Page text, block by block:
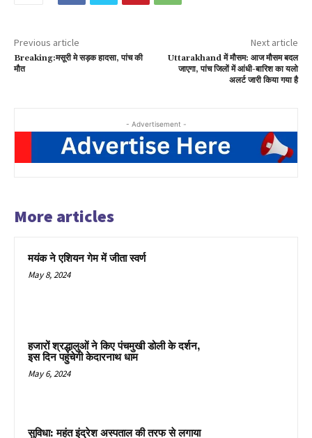
Previous article
Breaking:मसूरी मे सड़क हादसा, पांच की
मौत
Next article
Uttarakhand में मौसम: आज मौसम बदल
जाएगा, पांच जिलों में आंधी-बारिश का यलो
अलर्ट जारी किया गया है
- Advertisement -
More articles
मयंक ने एशियन गेम में जीता स्वर्ण
May 8, 2024
हजारों श्रद्धालुओं ने किए पंचमुखी डोली के दर्शन,
इस दिन पहुंचेगी केदारनाथ धाम
May 6, 2024
सुविधा: महंत इंद्रेश अस्पताल की तरफ से लगाया